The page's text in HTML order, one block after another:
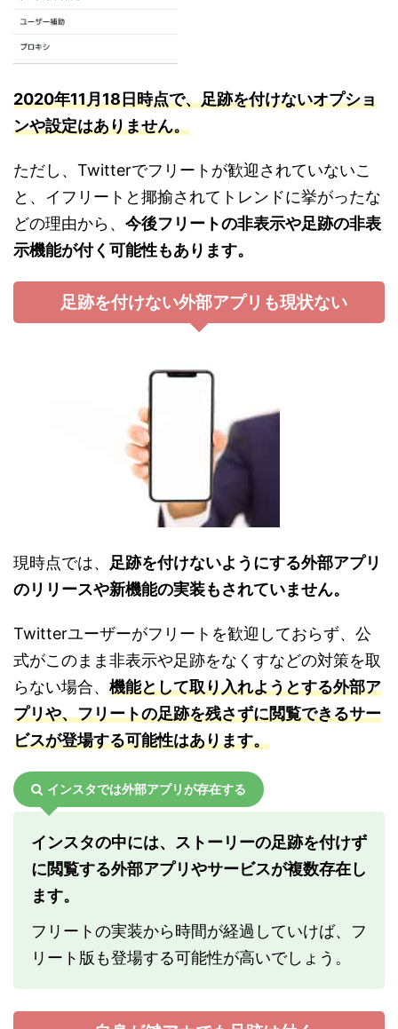
2020年11月18日時点で、足跡を付けないオプショ
ンや設定はありません。
ただし、Twitterでフリートが歓迎されていないこ
と、イフリートと揶揄されてトレンドに挙がったな
どの理由から、 今後フリートの非表示や足跡の非表
示機能が付く可能性もあります。
足跡を付けない外部アプリも現状ない
現時点では、 足跡を付けないようにする外部アプリ
のリリースや新機能の実装もされていません。
Twitterユーザーがフリートを歓迎しておらず、公
式がこのまま非表示や足跡をなくすなどの対策を取
らない場合、 機能として取り入れようとする外部ア
プリや、フリートの足跡を残さずに閲覧できるサー
ビスが登場する可能性はあります。
インスタでは外部アプリが存在する
インスタの中には、ストーリーの足跡を付けず
に閲覧する外部アプリやサービスが複数存在し
ます。
フリートの実装から時間が経過していけば、フ
リート版も登場する可能性が高いでしょう。